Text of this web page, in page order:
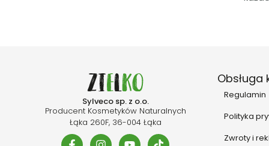
Sylveco sp. z o.o.
Producent Kosmetyków Naturalnych
Łąka 260F, 36-004 Łąka
Obsługa
Regulamin
Polityka
Zwroty i